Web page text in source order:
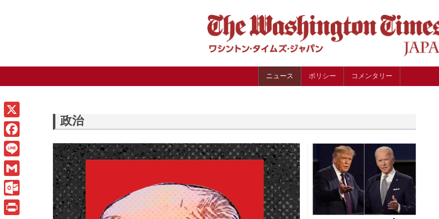
ニュース ポリシー コメンタリー
政治
X
F
a
c
e
b
L
i
n
e
G
m
a
O